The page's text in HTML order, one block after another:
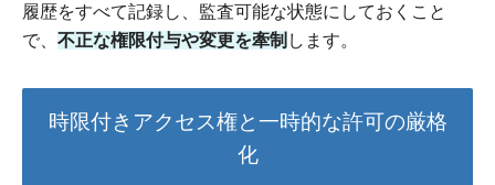
履歴をすべて記録し、監査可能な状態にしておくこと
で、 不正な権限付与や変更を牽制 します。
時限付きアクセス権と一時的な許可の厳格
化